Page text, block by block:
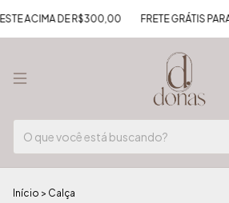
ACIMA DE R$300,00 FRETE GRÁTIS
Início > Calça